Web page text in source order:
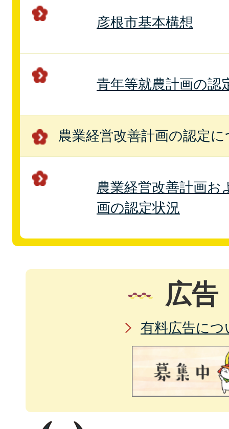
彦根市基本構想
青年等就農計画の認
農業経営改善計画の認定
農業経営改善計画お
画の認定状況
広告
有料広告につ